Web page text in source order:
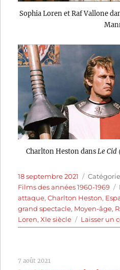
Sophia Loren et Raf Vallone
Charlton Heston dans Le Cid
Publié
le
18 septembre 2021
Films des années 1960-1969
attaque,Charlton Heston,
grand spectacle, Moyen-âge,
Loren,XIe siècle Laisser un
7 août 2021